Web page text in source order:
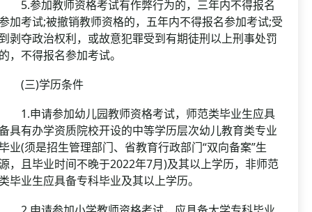
参加教师资格考试有作弊行为的，三年内不得报名
加考试;被撤销教师资格的，五年内不得报名参加考试;受
剥夺政治权利，或故意犯罪受到有期徒刑以上刑事处罚
，不得报名参加考试。
三)学历条件
申请参加幼儿园教师资格考试，师范类毕业生应具
具有办学资质院校开设的中等学历层次幼儿教育类专业
业(须是招生管理部门、省教育行政部门“双向备案”生
，且毕业时间不晚于2022年7月)及其以上学历，非师范
毕业生应具备专科毕业及其以上学历。